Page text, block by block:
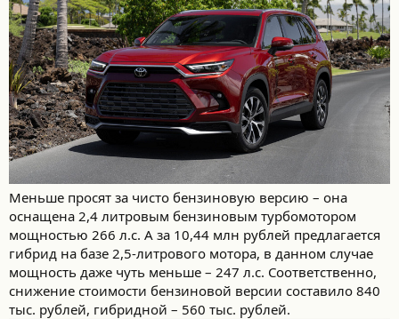
Меньше просят за чисто бензиновую версию – она
оснащена 2,4 литровым бензиновым турбомотором
мощностью 266 л.с. А за 10,44 млн рублей предлагается
гибрид на базе 2,5-литрового мотора, в данном случае
мощность даже чуть меньше – 247 л.с. Соответственно,
снижение стоимости бензиновой версии составило 840
тыс. рублей, гибридной – 560 тыс. рублей.